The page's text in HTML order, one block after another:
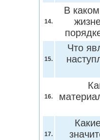
14.
В
15.
Что
16.
17.